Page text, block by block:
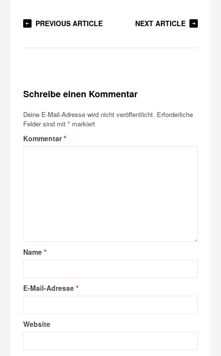
PREVIOUS ARTICLE NEXT ARTICLE
Schreibe einen Kommentar
Deine E-Mail-Adresse wird nicht veröffentlicht. Erforderliche
Felder sind mit* markiert
Kommentar*
Name*
E-Mail-Adresse*
Website